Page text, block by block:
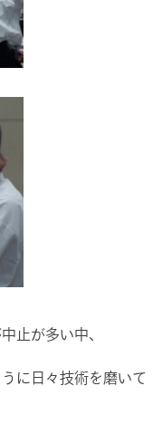
止が多い中、
に日々技術を磨いて